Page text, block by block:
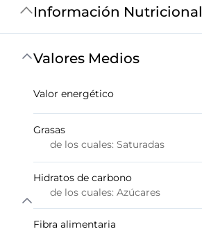
Información Nutricional
Valores Medios
Valor energético
Grasas
de los cuales: Saturadas
Hidratos de carbono
de los cuales: Azúcares
Fibra alimentaria